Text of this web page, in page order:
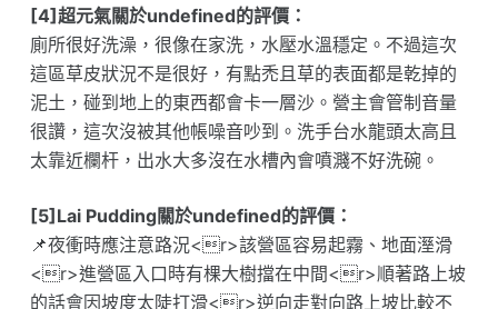
[4]超元氣關於undefined的評價：
廁所很好洗澡，很像在家洗，水壓水溫穩定。不過這次
這區草皮狀況不是很好，有點禿且草的表面都是乾掉的
泥土，碰到地上的東西都會卡一層沙。營主會管制音量
很讚，這次沒被其他帳噪音吵到。洗手台水龍頭太高且
太靠近欄杆，出水大多沒在水槽內會噴濺不好洗碗。
[5]Lai Pudding關於undefined的評價：
📌夜衝時應注意路況<r>該營區容易起霧、地面溼滑
<r>進營區入口時有棵大樹擋在中間<r>順著路上坡
的話會因坡度太陡打滑<r>逆向走對向路上坡比較不